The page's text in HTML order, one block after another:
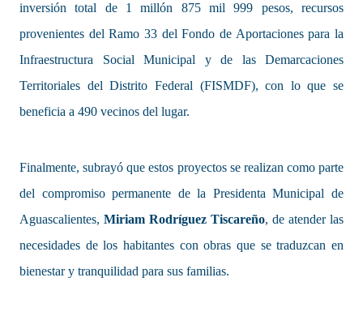
inversión total de 1 millón 875 mil 999 pesos, recursos
provenientes del Ramo 33 del Fondo de Aportaciones para la
Infraestructura Social Municipal y de las Demarcaciones
Territoriales del Distrito Federal (FISMDF), con lo que se
beneficia a 490 vecinos del lugar.
Finalmente, subrayó que estos proyectos se realizan como parte
del compromiso permanente de la Presidenta Municipal de
Aguascalientes, Miriam Rodríguez Tiscareño, de atender las
necesidades de los habitantes con obras que se traduzcan en
bienestar y tranquilidad para sus familias.